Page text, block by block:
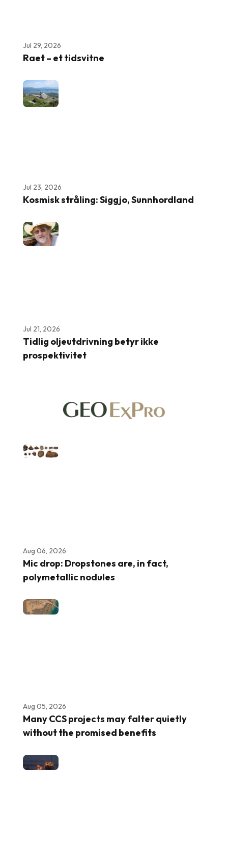
Jul 29, 2026
Raet – et tidsvitne
Jul 23, 2026
Kosmisk stråling: Siggjo, Sunnhordland
Jul 21, 2026
Tidlig oljeutdrivning betyr ikke
prospektivitet
Aug 06, 2026
Mic drop: Dropstones are, in fact,
polymetallic nodules
Aug 05, 2026
Many CCS projects may falter quietly
without the promised benefits